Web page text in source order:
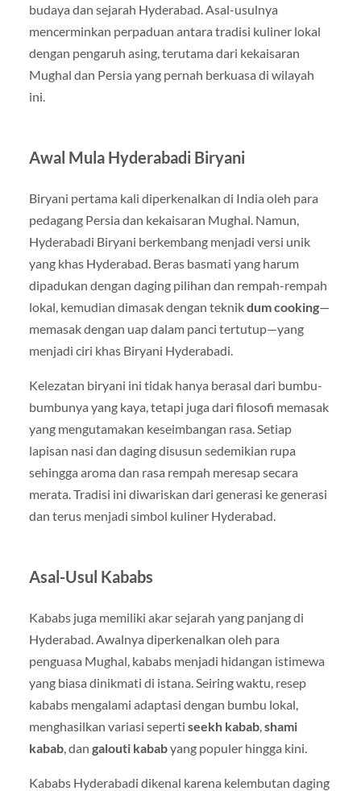
budaya dan sejarah Hyderabad. Asal-usulnya
mencerminkan perpaduan antara tradisi kuliner lokal
dengan pengaruh asing, terutama dari kekaisaran
Mughal dan Persia yang pernah berkuasa di wilayah
ini.
Awal Mula Hyderabadi Biryani
Biryani pertama kali diperkenalkan di India oleh para
pedagang Persia dan kekaisaran Mughal. Namun,
Hyderabadi Biryani berkembang menjadi versi unik
yang khas Hyderabad. Beras basmati yang harum
dipadukan dengan daging pilihan dan rempah-rempah
lokal, kemudian dimasak dengan teknikdum cooking—
memasak dengan uap dalam panci tertutup—yang
menjadi ciri khas Biryani Hyderabadi.
Kelezatan biryani ini tidak hanya berasal dari bumbu-
bumbunya yang kaya, tetapi juga dari filosofi memasak
yang mengutamakan keseimbangan rasa. Setiap
lapisan nasi dan daging disusun sedemikian rupa
sehingga aroma dan rasa rempah meresap secara
merata. Tradisi ini diwariskan dari generasi ke generasi
dan terus menjadi simbol kuliner Hyderabad.
Asal-Usul Kababs
Kababs juga memiliki akar sejarah yang panjang di
Hyderabad. Awalnya diperkenalkan oleh para
penguasa Mughal, kababs menjadi hidangan istimewa
yang biasa dinikmati di istana. Seiring waktu, resep
kababs mengalami adaptasi dengan bumbu lokal,
menghasilkan variasi seperti seekh kabab, shami
kabab, dan galouti kababyang populer hingga kini.
Kababs Hyderabadi dikenal karena kelembutan daging